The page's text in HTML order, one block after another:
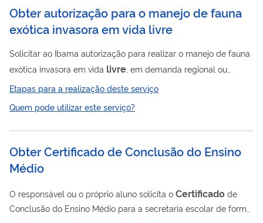
Obter autorização para o manejo de fauna
exótica invasora em vida livre
Solicitar ao Ibama autorização para realizar o manejo de fauna
exótica invasora em vida livre , em demanda regional ou
nacional. As espécies exóticas invasoras são consideradas uma
das maiores causas de perda da biodiversidade em escala
global e representam um desafio para a conservação dos
o controle da espécie javali foi autorizado pelo Ibama em 2013,
de acordo com...
Etapas para a realização deste serviço
Quem pode utilizar este serviço?
Obter Certificado de Conclusão do Ensino
Médio
O responsável ou o próprio aluno solicita o Certificado de
Conclusão do Ensino Médio para a secretaria escolar de forma